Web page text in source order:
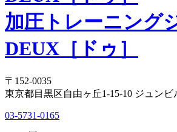
加圧トレーニング
DEUX［ドゥ］
〒152-0035
東京都目黒区自由ヶ丘1-15-10 ジュンビ
03-5731-0165